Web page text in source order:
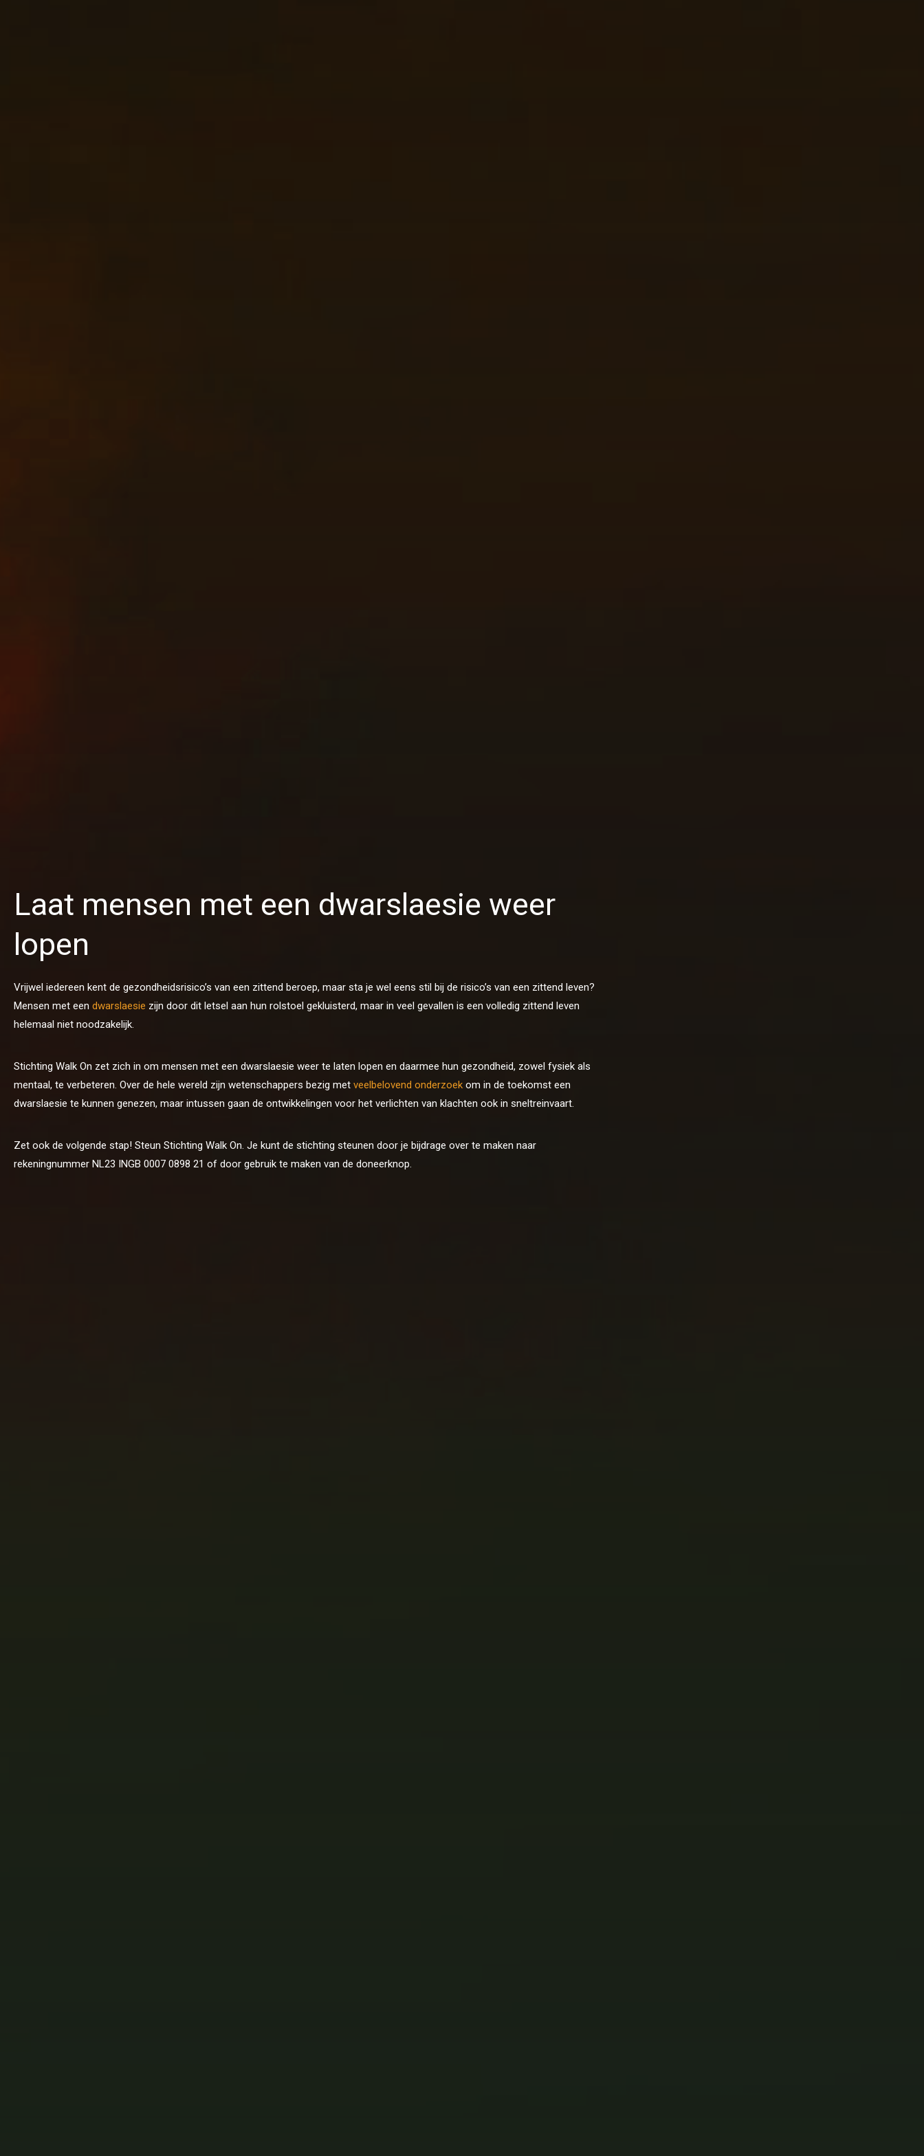
Laat mensen met een dwarslaesie weer
lopen
Vrijwel iedereen kent de gezondheidsrisico’s van een zittend beroep, maar sta je wel eens stil bij de risico’s van een zittend leven?
Mensen met een dwarslaesie zijn door dit letsel aan hun rolstoel gekluisterd, maar in veel gevallen is een volledig zittend leven
helemaal niet noodzakelijk.
Stichting Walk On zet zich in om mensen met een dwarslaesie weer te laten lopen en daarmee hun gezondheid, zowel fysiek als
mentaal, te verbeteren. Over de hele wereld zijn wetenschappers bezig met veelbelovend onderzoek om in de toekomst een
dwarslaesie te kunnen genezen, maar intussen gaan de ontwikkelingen voor het verlichten van klachten ook in sneltreinvaart.
Zet ook de volgende stap! Steun Stichting Walk On. Je kunt de stichting steunen door je bijdrage over te maken naar
rekeningnummer NL23 INGB 0007 0898 21 of door gebruik te maken van de doneerknop.